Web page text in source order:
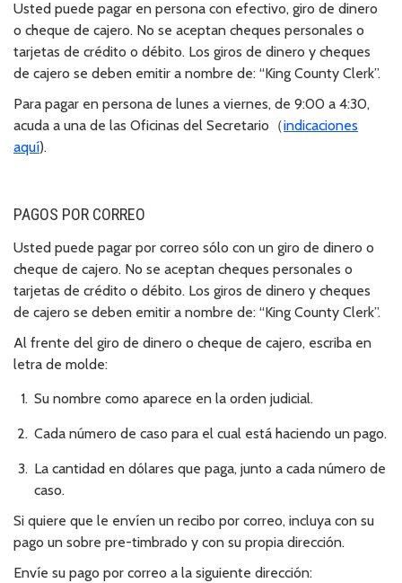
Usted puede pagar en persona con efectivo, giro de dinero
o cheque de cajero. No se aceptan cheques personales o
tarjetas de crédito o débito. Los giros de dinero y cheques
de cajero se deben emitir a nombre de: “King County Clerk”.
Para pagar en persona de lunes a viernes, de 9:00 a 4:30,
acuda a una de las Oficinas del Secretario（indicaciones
aquí).
PAGOS POR CORREO
Usted puede pagar por correo sólo con un giro de dinero o
cheque de cajero. No se aceptan cheques personales o
tarjetas de crédito o débito. Los giros de dinero y cheques
de cajero se deben emitir a nombre de: “King County Clerk”.
Al frente del giro de dinero o cheque de cajero, escriba en
letra de molde:
Su nombre como aparece en la orden judicial.
Cada número de caso para el cual está haciendo un pago.
La cantidad en dólares que paga, junto a cada número de
caso.
Si quiere que le envíen un recibo por correo, incluya con su
pago un sobre pre-timbrado y con su propia dirección.
Envíe su pago por correo a la siguiente dirección: